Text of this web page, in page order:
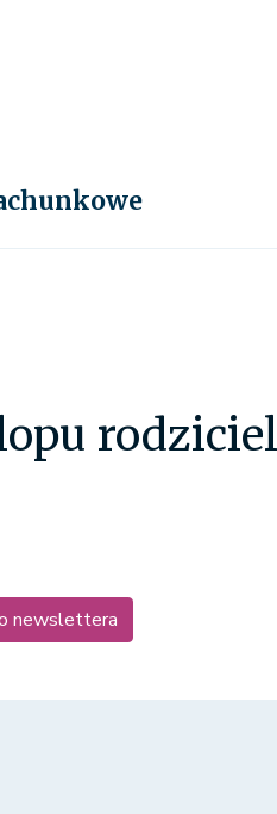
newslettera